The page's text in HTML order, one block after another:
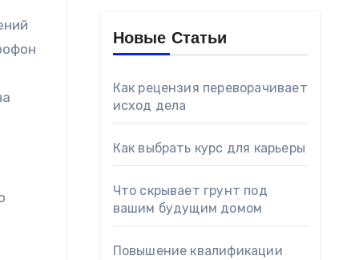
Новые Статьи
Как рецензия переворачивает
исход дела
Как выбрать курс для карьеры
Что скрывает грунт под
вашим будущим домом
Повышение квалификации